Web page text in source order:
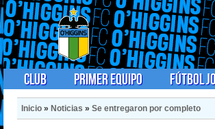
Club Primer Equipo Fútbol
Inicio » Noticias » Se entregaron por completo